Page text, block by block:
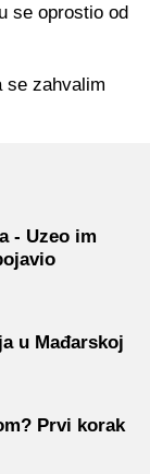
se oprostio od
se zahvalim
- Uzeo im
u Mađarskoj
Prvi korak